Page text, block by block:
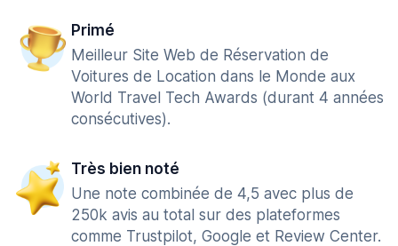
Primé
Meilleur Site Web de Réservation de
Voitures de Location dans le Monde aux
World Travel Tech Awards (durant 4 années
consécutives).
Très bien noté
Une note combinée de 4,5 avec plus de
250k avis au total sur des plateformes
comme Trustpilot, Google et Review Center.